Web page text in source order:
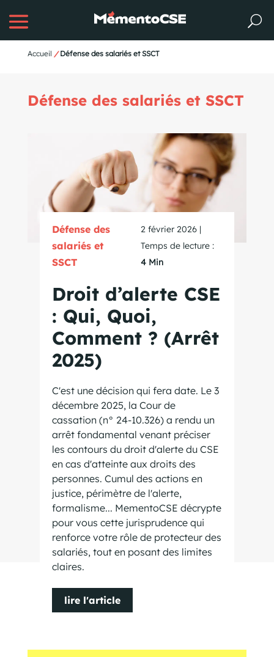
Accueil / Défense des salariés et SSCT
Défense des salariés et SSCT
Défense des
salariés et
SSCT
2 février 2026 |
Temps de lecture :
4 Min
Droit d’alerte CSE
: Qui, Quoi,
Comment ? (Arrêt
2025)
C'est une décision qui fera date. Le 3
décembre 2025, la Cour de
cassation (n° 24-10.326) a rendu un
arrêt fondamental venant préciser
les contours du droit d'alerte du CSE
en cas d'atteinte aux droits des
personnes. Cumul des actions en
justice, périmètre de l'alerte,
formalisme... MementoCSE décrypte
pour vous cette jurisprudence qui
renforce votre rôle de protecteur des
salariés, tout en posant des limites
claires.
lire l'article